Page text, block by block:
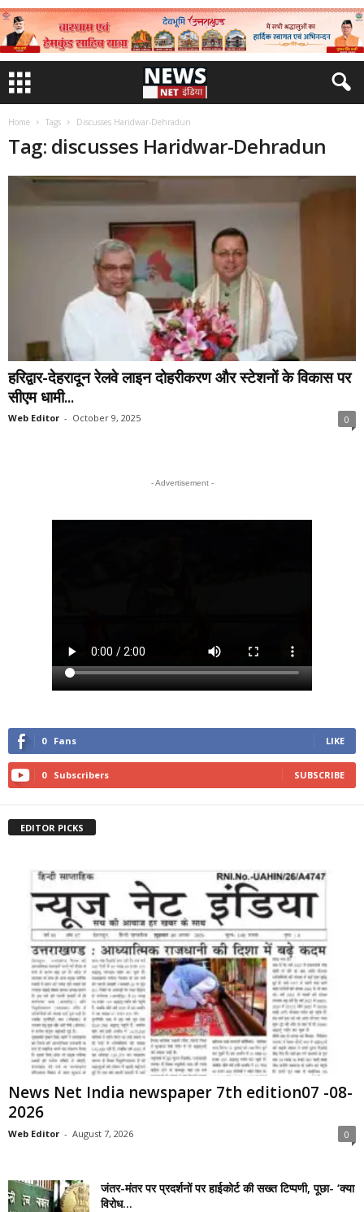
Home Tags Discusses Haridwar-Dehradun
Tag: discusses Haridwar-Dehradun
हरिद्वार-देहरादून रेलवे लाइन दोहरीकरण और स्टेशनों के विकास पर
सीएम धामी...
Web Editor - October 9, 2025 0
- Advertisement -
0 Fans LIKE
0 Subscribers SUBSCRIBE
EDITOR PICKS
News Net India newspaper 7th edition07 -08-
2026
Web Editor - August 7, 2026 0
जंतर-मंतर पर प्रदर्शनों पर हाईकोर्ट की सख्त टिप्पणी, पूछा- ‘क्या
विरोध...